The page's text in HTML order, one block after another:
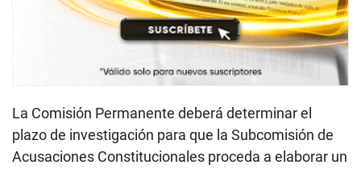
La Comisión Permanente deberá determinar el
plazo de investigación para que la Subcomisión de
Acusaciones Constitucionales proceda a elaborar un